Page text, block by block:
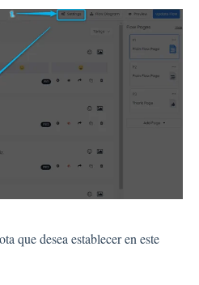
que desea establecer en este